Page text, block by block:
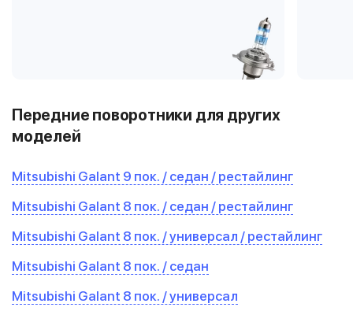
Передние поворотники для других
моделей
Mitsubishi Galant 9 пок. / седан / рестайлинг
Mitsubishi Galant 8 пок. / седан / рестайлинг
Mitsubishi Galant 8 пок. / универсал / рестайлинг
Mitsubishi Galant 8 пок. / седан
Mitsubishi Galant 8 пок. / универсал